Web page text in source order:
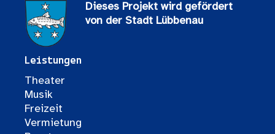
Dieses Projekt wird gefördert
von der Stadt Lübbenau
Leistungen
Theater
Musik
Freizeit
Vermietung